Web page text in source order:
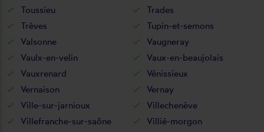
Toussieu
Trades
Trèves
Tupin-et-semons
Valsonne
Vaugneray
Vaulx-en-velin
Vaux-en-beaujolais
Vauxrenard
Vénissieux
Vernaison
Vernay
Ville-sur-jarnioux
Villechenève
Villefranche-sur-saône
Villié-morgon